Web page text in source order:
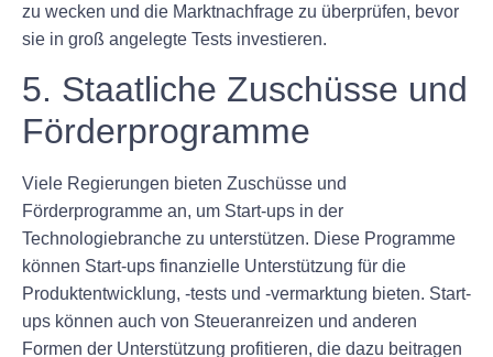
zu wecken und die Marktnachfrage zu überprüfen, bevor
sie in groß angelegte Tests investieren.
5. Staatliche Zuschüsse und
Förderprogramme
Viele Regierungen bieten Zuschüsse und
Förderprogramme an, um Start-ups in der
Technologiebranche zu unterstützen. Diese Programme
können Start-ups finanzielle Unterstützung für die
Produktentwicklung, -tests und -vermarktung bieten. Start-
ups können auch von Steueranreizen und anderen
Formen der Unterstützung profitieren, die dazu beitragen